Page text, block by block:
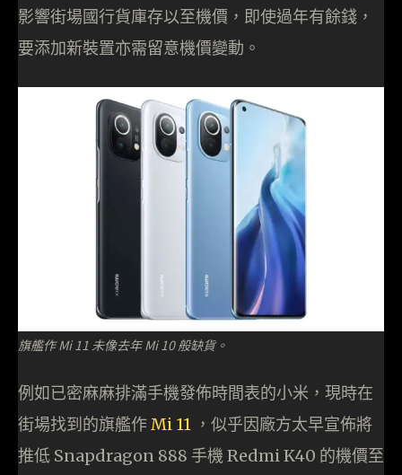
影響街場國行貨庫存以至機價，即使過年有餘錢，
要添加新裝置亦需留意機價變動。
旗艦作 Mi 11 未像去年 Mi 10 般缺貨。
例如已密麻麻排滿手機發佈時間表的小米，現時在
街場找到的旗艦作Mi 11 ，似乎因廠方太早宣佈將
推低 Snapdragon 888 手機 Redmi K40 的機價至